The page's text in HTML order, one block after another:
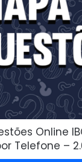
Online
Telefone –